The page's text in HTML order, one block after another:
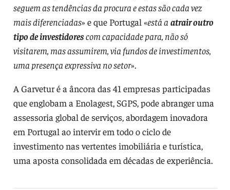
seguem as tendências da procura e estas são cada vez
mais diferenciadas» e que Portugal «está a atrair outro
tipo de investidorescom capacidade para, não só
visitarem, mas assumirem, via fundos de investimentos,
uma presença expressiva no setor».
A Garvetur é a âncora das 41 empresas participadas
que englobam a Enolagest, SGPS, pode abranger uma
assessoria global de serviços, abordagem inovadora
em Portugal ao intervir em todo o ciclo de
investimento nas vertentes imobiliária e turística,
uma aposta consolidada em décadas de experiência.